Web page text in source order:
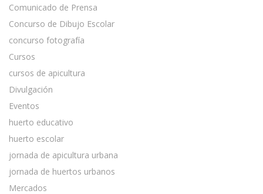
Comunicado de Prensa
Concurso de Dibujo Escolar
concurso fotografía
Cursos
cursos de apicultura
Divulgación
Eventos
huerto educativo
huerto escolar
jornada de apicultura urbana
jornada de huertos urbanos
Mercados